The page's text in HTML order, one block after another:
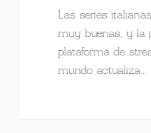
Las series
muy buenas, y la
plataforma de
mundo actualiza…